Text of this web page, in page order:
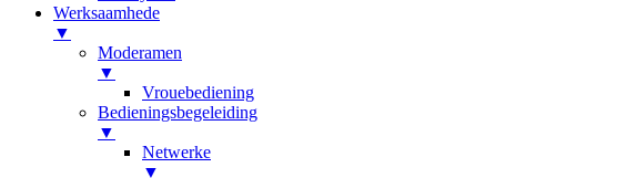
Werksaamhede
▼
Moderamen
▼
Vrouebediening
Bedieningsbegeleiding
▼
Netwerke
▼